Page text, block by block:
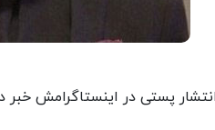
انتشار پستی در اینستاگرامش